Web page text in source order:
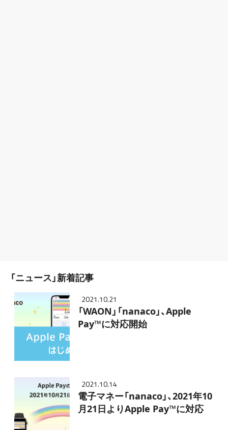
「ニュース」新着記事
2021.10.21
「WAON」「nanaco」、Apple
Pay™に対応開始
2021.10.14
電子マネー「nanaco」、2021年10
月21日よりApple Pay™に対応